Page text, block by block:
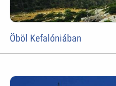
Öböl Kefalóniában